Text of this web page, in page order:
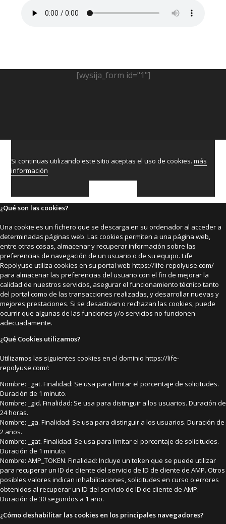
[wysija_form id="1"]
Si continuas utilizando este sitio aceptas el uso de cookies.más
información
¿Qué son las cookies?
Una cookie es un fichero que se descarga en su ordenador al acceder a
determinadas páginas web. Las cookies permiten a una página web,
entre otras cosas, almacenar y recuperar información sobre las
preferencias de navegación de un usuario o de su equipo. Life
Repolyuse utiliza cookies en su portal web https://life-repolyuse.com/
para almacenar las preferencias del usuario con el fin de mejorar la
calidad de nuestros servicios, asegurar el funcionamiento técnico tanto
del portal como de las transacciones realizadas, y desarrollar nuevas y
mejores prestaciones. Si se desactivan o rechazan las cookies, puede
ocurrir que algunas de las funciones y/o servicios no funcionen
adecuadamente.
¿Qué Cookies utilizamos?
Utilizamos las siguientes cookies en el dominio https://life-
repolyuse.com/:
Nombre: _gat. Finalidad: Se usa para limitar el porcentaje de solicitudes.
Duración de 1 minuto.
Nombre: _gid. Finalidad: Se usa para distinguir a los usuarios. Duración de
24 horas.
Nombre: _ga. Finalidad: Se usa para distinguir a los usuarios. Duración de
2 años.
Nombre: _gat. Finalidad: Se usa para limitar el porcentaje de solicitudes.
Duración de 1 minuto.
Nombre: AMP_TOKEN. Finalidad: Incluye un token que se puede utilizar
para recuperar un ID de cliente del servicio de ID de cliente de AMP. Otros
posibles valores indican inhabilitaciones, solicitudes en curso o errores
obtenidos al recuperar un ID del servicio de ID de cliente de AMP.
Duración de 30 segundos a 1 año.
¿Cómo deshabilitar las cookies en los principales navegadores?